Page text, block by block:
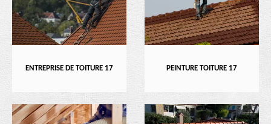
ENTREPRISE DE TOITURE 17 PEINTURE TOITURE 17